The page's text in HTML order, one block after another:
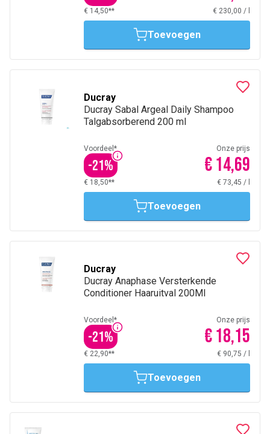
€ 14,50** € 230,00 /
Toevoegen
Ducray
Ducray Sabal Argeal Daily Shampoo
Talgabsorberend 200 ml
Voordeel*
-21%
Onze prijs
€ 14,69
€ 18,50** € 73,45 /
Toevoegen
Ducray
Ducray Anaphase Versterkende
Conditioner Haaruitval 200Ml
Voordeel*
-21%
Onze prijs
€ 18,15
€ 22,90** € 90,75 /
Toevoegen